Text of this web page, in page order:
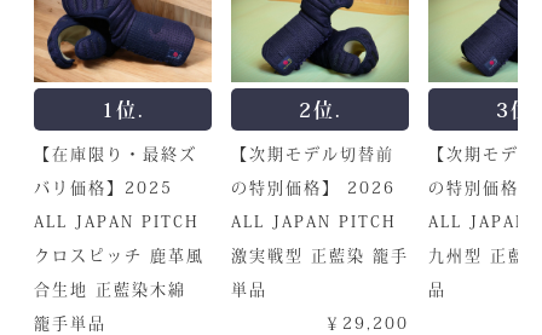
1位.
【在庫限り・最終ズ
バリ価格】2025
ALL JAPAN PITCH
クロスピッチ 鹿革風
合生地 正藍染木綿
籠手単品
2位.
【次期モデル切替前
の特別価格】 2026
ALL JAPAN PITCH
激実戦型 正藍染 籠手
単品
￥29,200
3位.
【次期モデ
の特別価格
ALL JAPAN
九州型 正藍
品